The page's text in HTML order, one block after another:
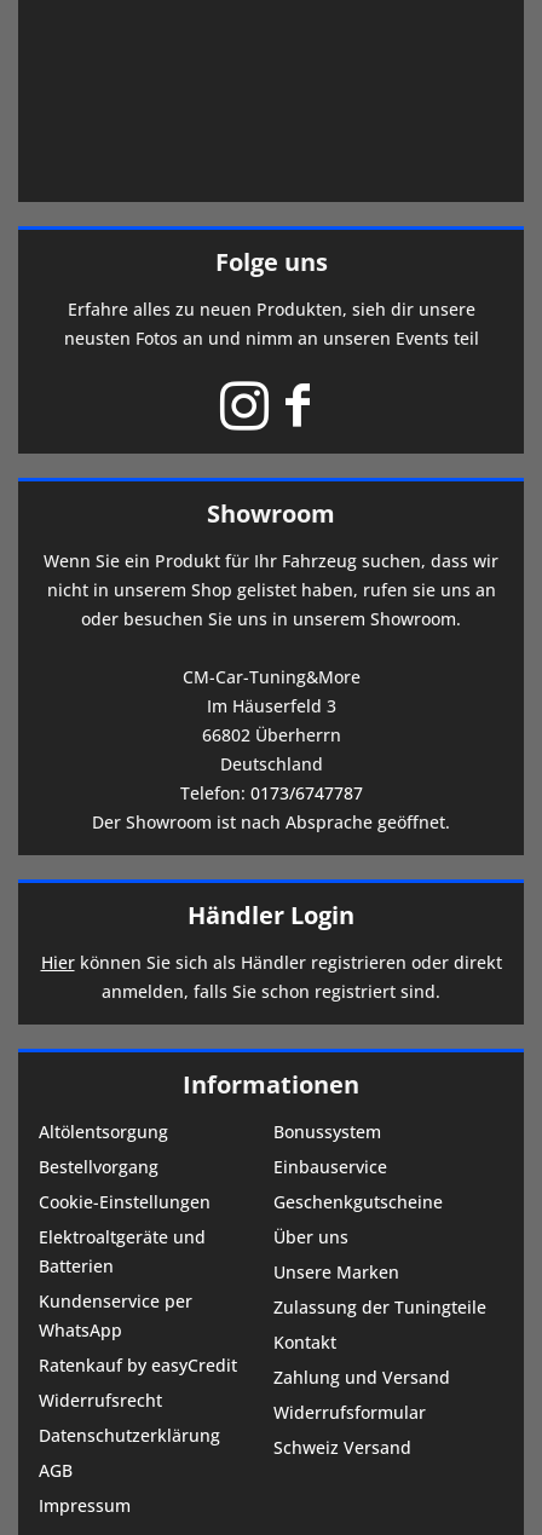
Folge uns
Erfahre alles zu neuen Produkten, sieh dir unsere
neusten Fotos an und nimm an unseren Events teil
Showroom
Wenn Sie ein Produkt für Ihr Fahrzeug suchen, dass wir
nicht in unserem Shop gelistet haben, rufen sie uns an
oder besuchen Sie uns in unserem Showroom.
CM-Car-Tuning&More
Im Häuserfeld 3
66802 Überherrn
Deutschland
Telefon: 0173/6747787
Der Showroom ist nach Absprache geöffnet.
Händler Login
Hierkönnen Sie sich als Händler registrieren oder direkt
anmelden, falls Sie schon registriert sind.
Informationen
Altölentsorgung
Bestellvorgang
Cookie-Einstellungen
Elektroaltgeräte und
Batterien
Kundenservice per
WhatsApp
Ratenkauf by easyCredit
Widerrufsrecht
Datenschutzerklärung
AGB
Impressum
Bonussystem
Einbauservice
Geschenkgutscheine
Über uns
Unsere Marken
Zulassung der Tuningteile
Kontakt
Zahlung und Versand
Widerrufsformular
Schweiz Versand